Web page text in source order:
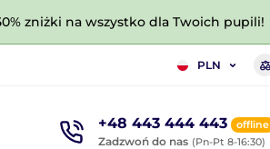
zniżki na wszystko dla Twoich pupili!
PLN
+48 443 444 443 offline
Zadzwoń do nas (Pn-Pt 8-16:30)